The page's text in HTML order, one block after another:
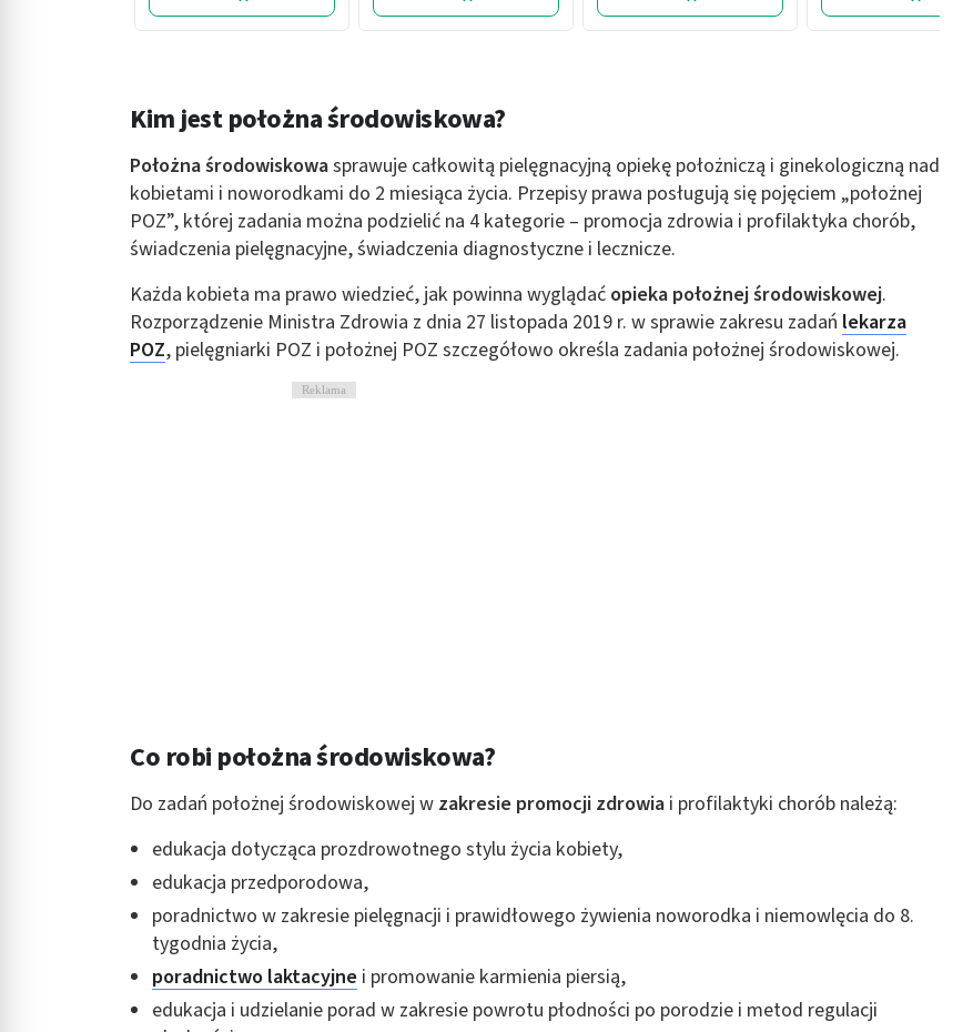
Kim jest położna środowiskowa?
Położna środowiskowasprawuje całkowitą pielęgnacyjną opiekę położniczą i ginekologiczną nad
kobietami i noworodkami do 2 miesiąca życia. Przepisy prawa posługują się pojęciem „położnej
POZ”, której zadania można podzielić na 4 kategorie – promocja zdrowia i profilaktyka chorób,
świadczenia pielęgnacyjne, świadczenia diagnostyczne i lecznicze.
Każda kobieta ma prawo wiedzieć, jak powinna wyglądać opieka położnej środowiskowej.
Rozporządzenie Ministra Zdrowia z dnia 27 listopada 2019 r. w sprawie zakresu zadań lekarza
POZ, pielęgniarki POZ i położnej POZ szczegółowo określa zadania położnej środowiskowej.
Reklama
Co robi położna środowiskowa?
Do zadań położnej środowiskowej w zakresie promocji zdrowia i profilaktyki chorób należą:
edukacja dotycząca prozdrowotnego stylu życia kobiety,
edukacja przedporodowa,
poradnictwo w zakresie pielęgnacji i prawidłowego żywienia noworodka i niemowlęcia do 8.
tygodnia życia,
poradnictwo laktacyjne i promowanie karmienia piersią,
edukacja i udzielanie porad w zakresie powrotu płodności po porodzie i metod regulacji
Pomiar efektywności treści
Rozwój i ulepszanie usług
Funkcje specjalne IAB:
Użycie dokładnych danych geolokalizacyjnych
Identyfikowanie urządzeń na podstawie aktywnie żądanych informacji
Cele przetwarzania inne niż IAB: